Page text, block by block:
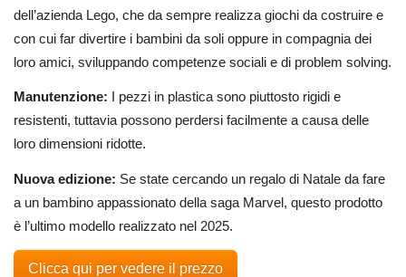
dell’azienda Lego, che da sempre realizza giochi da costruire e
con cui far divertire i bambini da soli oppure in compagnia dei
loro amici, sviluppando competenze sociali e di problem solving.
Manutenzione: I pezzi in plastica sono piuttosto rigidi e
resistenti, tuttavia possono perdersi facilmente a causa delle
loro dimensioni ridotte.
Nuova edizione: Se state cercando un regalo di Natale da fare
a un bambino appassionato della saga Marvel, questo prodotto
è l’ultimo modello realizzato nel 2025.
Clicca qui per vedere il prezzo